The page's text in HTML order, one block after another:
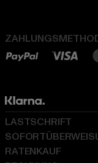
LASTSCHRIFT
RATENKAUF